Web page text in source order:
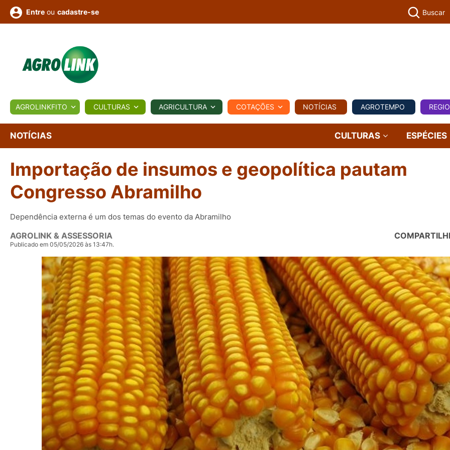
BIOLÓGICOS COTAÇÕES NOTÍCIAS AGROTEMPO REGIONAL COMERCIAL AGROVIAGENS
Conversor Colunistas Eventos
e
Vídeos
Entre ou cadastre-se Buscar
AGROLINKFITO CULTURAS AGRICULTURA COTAÇÕES NOTÍCIAS AGROTEMPO
NOTÍCIAS CULTURAS ESPÉCIES
Importação de insumos e geopolítica pautam
Congresso Abramilho
Dependência externa é um dos temas do evento da Abramilho
AGROLINK & ASSESSORIA
Publicado em 05/05/2026 às 13:47h.